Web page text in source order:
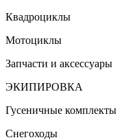
Квадроциклы
Мотоциклы
Запчасти и аксессуары
ЭКИПИРОВКА
Гусеничные комплекты
Снегоходы